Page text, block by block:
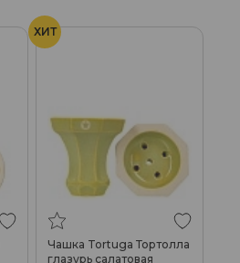
ХИТ
Чашка Tortuga Тортолла
глазурь салатовая